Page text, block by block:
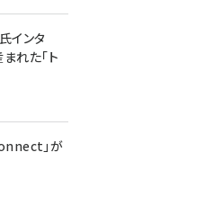
インタ
れた「ト
」が